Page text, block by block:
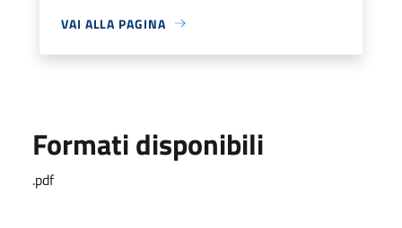
VAI ALLA PAGINA
Formati disponibili
.pdf